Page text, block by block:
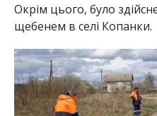
Окрім цього, було
щебенем в селі Копанки.